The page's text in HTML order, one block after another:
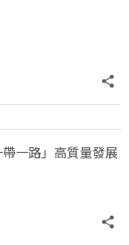
一路」高質量發展